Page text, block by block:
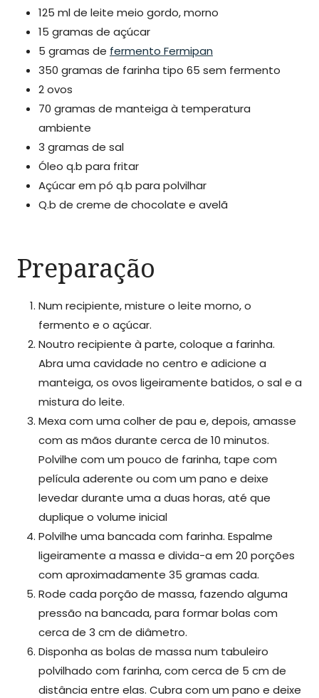
125 ml de leite meio gordo, morno
15 gramas de açúcar
5 gramas de fermento Fermipan
350 gramas de farinha tipo 65 sem fermento
2 ovos
70 gramas de manteiga à temperatura
ambiente
3 gramas de sal
Óleo q.b para fritar
Açúcar em pó q.b para polvilhar
Q.b de creme de chocolate e avelã
Preparação
Num recipiente, misture o leite morno, o
fermento e o açúcar.
Noutro recipiente à parte, coloque a farinha.
Abra uma cavidade no centro e adicione a
manteiga, os ovos ligeiramente batidos, o sal e a
mistura do leite.
Mexa com uma colher de pau e, depois, amasse
com as mãos durante cerca de 10 minutos.
Polvilhe com um pouco de farinha, tape com
película aderente ou com um pano e deixe
levedar durante uma a duas horas, até que
duplique o volume inicial
Polvilhe uma bancada com farinha. Espalme
ligeiramente a massa e divida-a em 20 porções
com aproximadamente 35 gramas cada.
Rode cada porção de massa, fazendo alguma
pressão na bancada, para formar bolas com
cerca de 3 cm de diâmetro.
Disponha as bolas de massa num tabuleiro
polvilhado com farinha, com cerca de 5 cm de
distância entre elas. Cubra com um pano e deixe